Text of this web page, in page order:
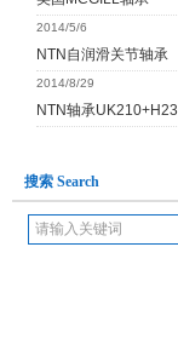
2014/5/6
NTN自润滑关节轴承
2014/8/29
NTN轴承UK210+H23
搜索 Search